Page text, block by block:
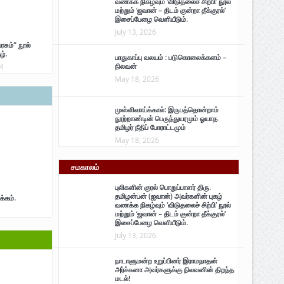
நூல்
மற்றும் ‘ஜவான் – திடம் குன்றா தீக்குரல்’
இசைப்பேழை வெளியீடும்.
July 13, 2026
பாதுகாப்பு வலயம் : படுகொலைக்களம் –
நிலவன்
May 18, 2026
முள்ளிவாய்க்கால்: இருபத்தொன்றாம்
நூற்றாண்டின் பெருந்துயரமும் ஓயாத
தமிழர் நீதிப் போராட்டமும்
May 18, 2026
சமகாலம்
புலிகளின் குரல் பொறுப்பாளர் திரு.
தமிழன்பன் (ஜவான்) அவர்களின் புகழ்
வணக்க நிகழ்வும் ‘விடுதலைச் சிற்பி’ நூல்
மற்றும் ‘ஜவான் – திடம் குன்றா தீக்குரல்’
இசைப்பேழை வெளியீடும்.
July 13, 2026
நாடாளுமன்ற உறுப்பினர் இராமநாதன்
அர்ச்சுனா அவர்களுக்கு நிலவனின் திறந்த
மடல்!